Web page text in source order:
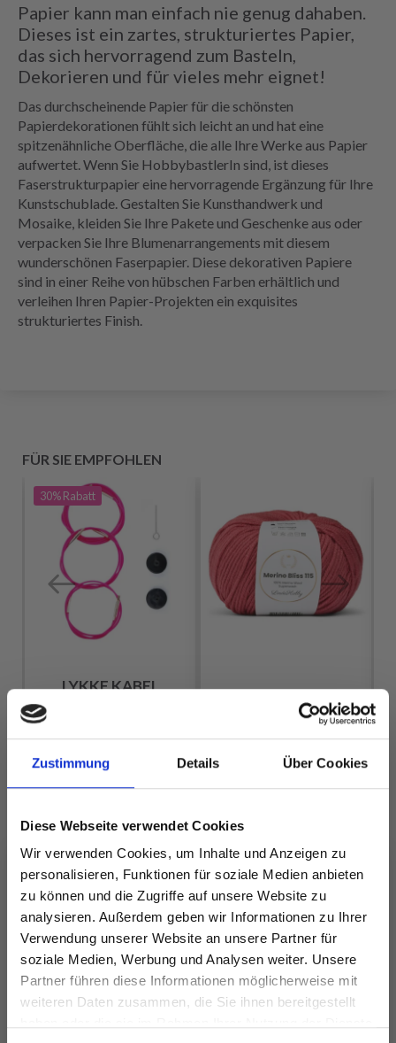
Zustimmung Details Über Cookies
Diese Webseite verwendet Cookies
Wir verwenden Cookies, um Inhalte und Anzeigen zu
personalisieren, Funktionen für soziale Medien anbieten
zu können und die Zugriffe auf unsere Website zu
analysieren. Außerdem geben wir Informationen zu Ihrer
Verwendung unserer Website an unsere Partner für
soziale Medien, Werbung und Analysen weiter. Unsere
Partner führen diese Informationen möglicherweise mit
weiteren Daten zusammen, die Sie ihnen bereitgestellt
Papier kann man einfach nie genug dahaben.
Dieses ist ein zartes, strukturiertes Papier,
das sich hervorragend zum Basteln,
Dekorieren und für vieles mehr eignet!
Das durchscheinende Papier für die schönsten
Papierdekorationen fühlt sich leicht an und hat eine
spitzenähnliche Oberfläche, die alle Ihre Werke aus Papier
aufwertet. Wenn Sie HobbybastlerIn sind, ist dieses
Faserstrukturpapier eine hervorragende Ergänzung für Ihre
Kunstschublade. Gestalten Sie Kunsthandwerk und
Mosaike, kleiden Sie Ihre Pakete und Geschenke aus oder
verpacken Sie Ihre Blumenarrangements mit diesem
wunderschönen Faserpapier. Diese dekorativen Papiere
sind in einer Reihe von hübschen Farben erhältlich und
verleihen Ihren Papier-Projekten ein exquisites
strukturiertes Finish.
FÜR SIE EMPFOHLEN
30%Rabatt
LYKKE KABEL
SWIVEL PINK (40–
EUR 3.20
Angebot bis
Alle Optionen
ansehen
LINDEHOBBY
MERINO BLISS 115
EUR 5.90
Alle Optionen
ansehen
ANDERE HABEN SICH AUCH ANGESEHEN
20%Rabatt
Spare bis zu 50%